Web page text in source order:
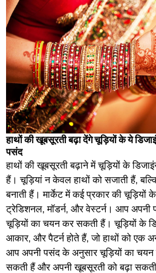
हाथों की खूबसूरती बढ़ा देंगे चूड़ियों के ये
पसंद
हाथों की खूबसूरती बढ़ाने में चूड़ियों के
हैं। चूड़ियां न केवल हाथों को सजाती हैं,
बनाती हैं। मार्केट में कई प्रकार की
ट्रेडिशनल, मॉडर्न, और वेस्टर्न। आप
चूड़ियों का चयन कर सकती हैं। चूड़ियों के
आकार, और पैटर्न होते हैं, जो हाथों को
आप अपनी पसंद के अनुसार चूड़ियों का
सकती हैं और अपनी खूबसूरती को बढ़ा